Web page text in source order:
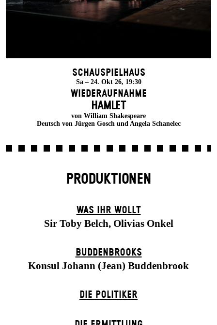
Schauspielhaus
Sa – 24. Okt 26, 19:30
Wiederaufnahme
HAMLET
von William Shakespeare
Deutsch von Jürgen Gosch und Angela Schanelec
PRODUKTIONEN
WAS IHR WOLLT
Sir Toby Belch, Olivias Onkel
BUDDENBROOKS
Konsul Johann (Jean) Buddenbrook
DIE POLITIKER